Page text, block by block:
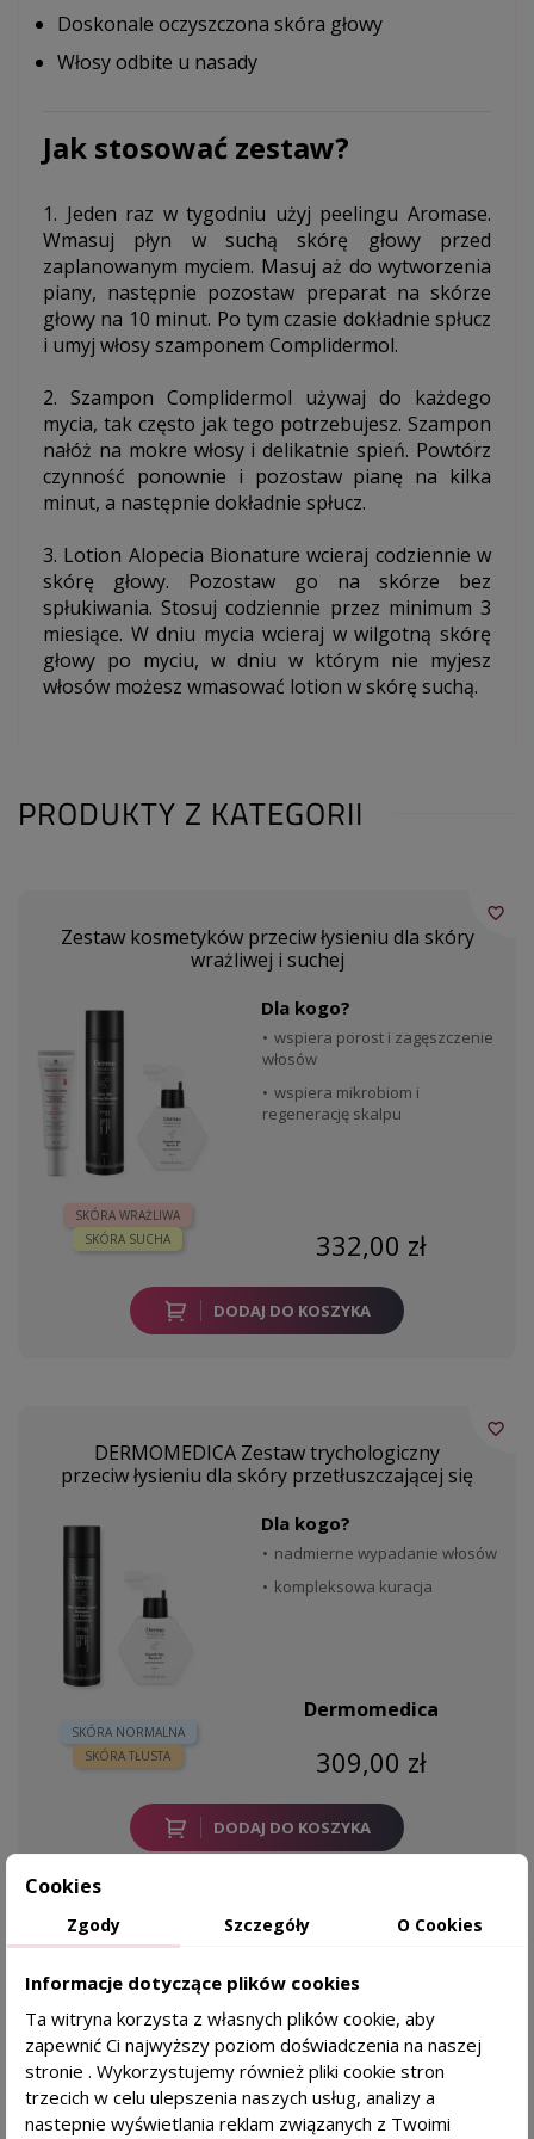
Doskonale oczyszczona skóra głowy
Włosy odbite u nasady
Jak stosować zestaw?
1. Jeden raz w tygodniu użyj peelingu Aromase.
Wmasuj płyn w suchą skórę głowy przed
zaplanowanym myciem. Masuj aż do wytworzenia
piany, następnie pozostaw preparat na skórze
głowy na 10 minut. Po tym czasie dokładnie spłucz
i umyj włosy szamponem Complidermol.
2. Szampon Complidermol używaj do każdego
mycia, tak często jak tego potrzebujesz. Szampon
nałóż na mokre włosy i delikatnie spień. Powtórz
czynność ponownie i pozostaw pianę na kilka
minut, a następnie dokładnie spłucz.
3. Lotion Alopecia Bionature wcieraj codziennie w
skórę głowy. Pozostaw go na skórze bez
spłukiwania. Stosuj codziennie przez minimum 3
miesiące. W dniu mycia wcieraj w wilgotną skórę
głowy po myciu, w dniu w którym nie myjesz
włosów możesz wmasować lotion w skórę suchą.
PRODUKTY Z KATEGORII
Zestaw kosmetyków przeciw łysieniu dla skóry
wrażliwej i suchej
SKÓRA WRAŻLIWA
SKÓRA SUCHA
Dla kogo?
wspiera porost i zagęszczenie
włosów
wspiera mikrobiom i
regenerację skalpu
332,00 zł
DODAJ DO KOSZYKA
favorite_border
DERMOMEDICA Zestaw trychologiczny
przeciw łysieniu dla skóry przetłuszczającej się
SKÓRA NORMALNA
SKÓRA TŁUSTA
Dla kogo?
nadmierne wypadanie włosów
kompleksowa kuracja
Dermomedica
309,00 zł
DODAJ DO KOSZYKA
favorite_border
-5,00 ZŁ
normalnej i tłustej
Dla kogo?
hamuje wypadanie i
przerzedzanie włosów
oczyszcza i odświeża skórę
Cookies
Zgody Szczegóły O Cookies
Informacje dotyczące plików cookies
Ta witryna korzysta z własnych plików cookie, aby
zapewnić Ci najwyższy poziom doświadczenia na naszej
stronie . Wykorzystujemy również pliki cookie stron
trzecich w celu ulepszenia naszych usług, analizy a
nastepnie wyświetlania reklam związanych z Twoimi